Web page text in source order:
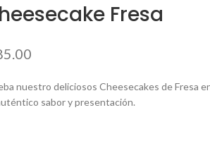
Fresa
nuestro deliciosos Cheesecakes de Fresa
sabor y presentación.